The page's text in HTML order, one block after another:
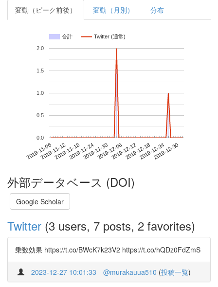
変動（ピーク前後） 変動（月別） 分布
合計 Twitter (通常)
2019-11-062019-11-122019-11-182019-11-242019-11-302019-12-062019-12-122019-12-182019-12-242019-12-30
0.0
0.5
1.0
1.5
2.0
外部データベース (DOI)
Google Scholar
Twitter (3 users, 7 posts, 2 favorites)
乗数効果 https://t.co/BWcK7k23V2 https://t.co/hQDz0FdZmS
2023-12-27 10:01:33 @murakauua510 (投稿一覧)